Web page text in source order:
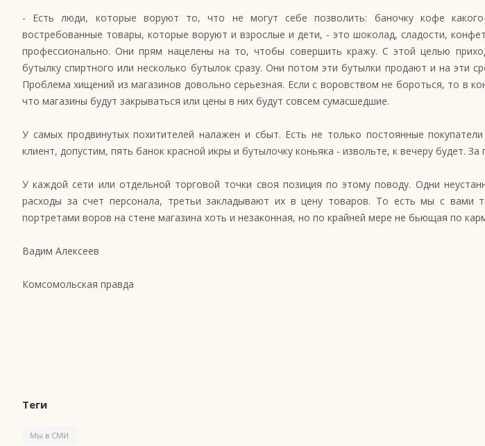
- Есть люди, которые воруют то, что не могут себе позволить: баночку кофе
востребованные товары, которые воруют и взрослые и дети, - это шоколад, сладости,
профессионально. Они прям нацелены на то, чтобы совершить кражу. С этой целью
бутылку спиртного или несколько бутылок сразу. Они потом эти бутылки продают и на эти
Проблема хищений из магазинов довольно серьезная. Если с воровством не бороться, то в
что магазины будут закрываться или цены в них будут совсем сумасшедшие.
У самых продвинутых похитителей налажен и сбыт. Есть не только постоянные
клиент, допустим, пять банок красной икры и бутылочку коньяка - извольте, к вечеру будет. За
У каждой сети или отдельной торговой точки своя позиция по этому поводу. Одни
расходы за счет персонала, третьи закладывают их в цену товаров. То есть мы с вами
портретами воров на стене магазина хоть и незаконная, но по крайней мере не бьющая по
Вадим Алексеев
Комсомольская правда
Теги
Мы в СМИ